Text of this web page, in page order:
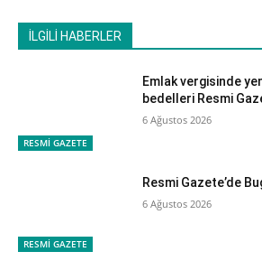
İLGİLİ HABERLER
RESMİ GAZETE
Emlak vergisinde
bedelleri Resmi
6 Ağustos 2026
RESMİ GAZETE
Resmi Gazete’de
6 Ağustos 2026